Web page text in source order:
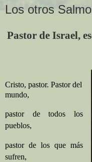
Los otros
Pastor de Israel,
Cristo, pastor. Pastor del
mundo,
pastor de todos los
pueblos,
pastor de los que más
sufren,